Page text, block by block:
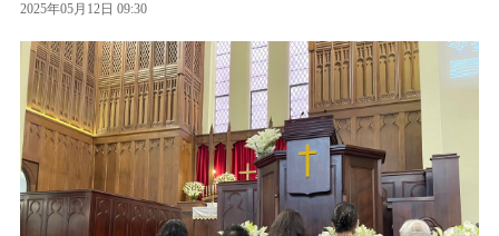
2025年05月12日 09:30